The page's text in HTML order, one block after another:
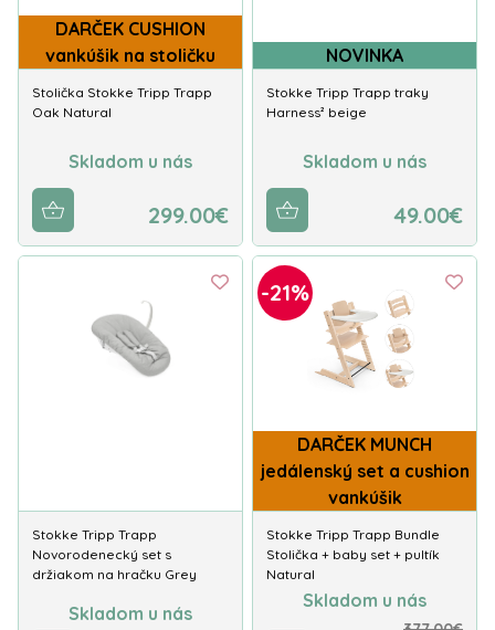
DARČEK CUSHION
vankúšik na stoličku
Stolička Stokke Tripp Trapp
Oak Natural
Skladom u nás
299.00€
NOVINKA
Stokke Tripp Trapp traky
Harness² beige
Skladom u nás
49.00€
Stokke Tripp Trapp
Novorodenecký set s
držiakom na hračku Grey
Skladom u nás
-21%
DARČEK MUNCH
jedálenský set a cushion
vankúšik
Stokke Tripp Trapp Bundle
Stolička + baby set + pultík
Natural
Skladom u nás